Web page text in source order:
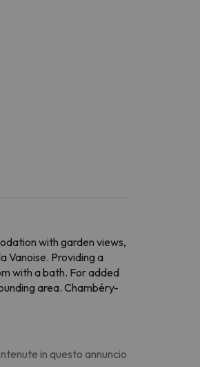
with garden views,
Vanoise. Providing a
with a bath. For added
area. Chambéry-
in questo annuncio